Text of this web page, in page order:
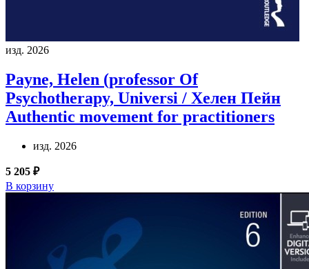
изд. 2026
Payne, Helen (professor Of
Psychotherapy, Universi / Хелен Пейн
Authentic movement for practitioners
изд. 2026
5 205 ₽
В корзину